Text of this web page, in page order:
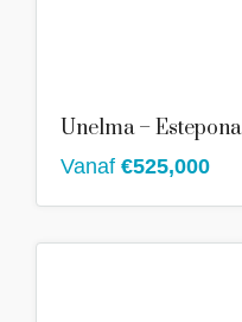
Unelma – Estepona
Vanaf €525,000